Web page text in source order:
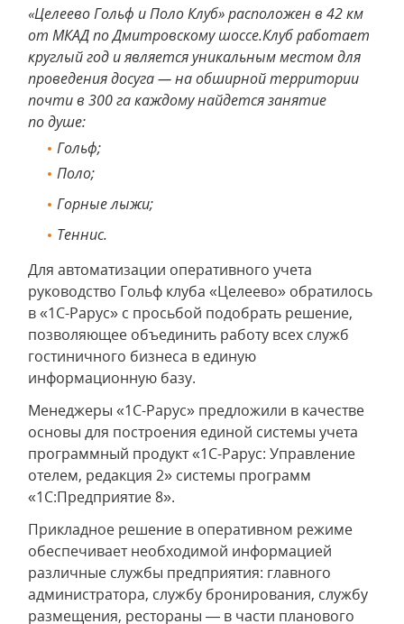
«Целеево Гольф и Поло Клуб» расположен в 42 км
от МКАД по Дмитровскому шоссе.Клуб работает
круглый год и является уникальным местом для
проведения досуга — на обширной территории
почти в 300 га каждому найдется занятие
по душе:
Гольф;
Поло;
Горные лыжи;
Теннис.
Для автоматизации оперативного учета
руководство Гольф клуба «Целеево» обратилось
в «1С-Рарус» с просьбой подобрать решение,
позволяющее объединить работу всех служб
гостиничного бизнеса в единую
информационную базу.
Менеджеры «1С-Рарус» предложили в качестве
основы для построения единой системы учета
программный продукт «1С-Рарус: Управление
отелем, редакция 2» системы программ
«1С:Предприятие 8».
Прикладное решение в оперативном режиме
обеспечивает необходимой информацией
различные службы предприятия: главного
администратора, службу бронирования, службу
размещения, рестораны — в части планового